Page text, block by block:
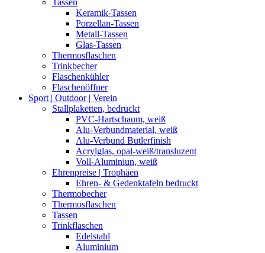
Keramik-Tassen
Porzellan-Tassen
Metall-Tassen
Glas-Tassen
Thermosflaschen
Trinkbecher
Flaschenkühler
Flaschenöffner
Sport | Outdoor | Verein
Stallplaketten,­ bedruckt
PVC-Hartschaum, weiß
Alu-Verbundmaterial, weiß
Alu-Verbund Butlerfinish
Acrylglas, opal-weiß/transluzent
Voll-Aluminiun, weiß
Ehrenpreise | Trophäen
Ehren- & Gedenktafeln bedruckt
Thermobecher
Thermosflaschen
Tassen
Trinkflaschen
Edelstahl
Aluminium